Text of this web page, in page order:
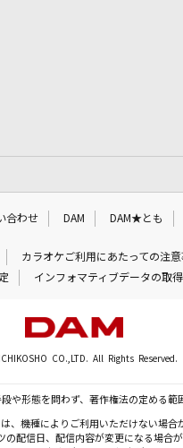
合わせ DAM DAM★とも
カラオケご利用にあたっての注意
インフォマティブデータの取
CO.,LTD. All Rights Reserved.
形態を問わず、著作権法の定める範
、機種によりご利用いただけない場合
の配信日、配信内容が変更になる場合が